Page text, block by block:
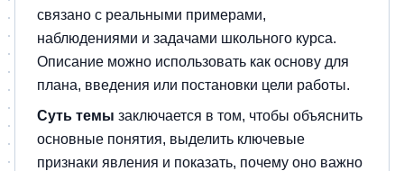
связано с реальными примерами,
наблюдениями и задачами школьного курса.
Описание можно использовать как основу для
плана, введения или постановки цели работы.
Суть темы заключается в том, чтобы объяснить
основные понятия, выделить ключевые
признаки явления и показать, почему оно важно